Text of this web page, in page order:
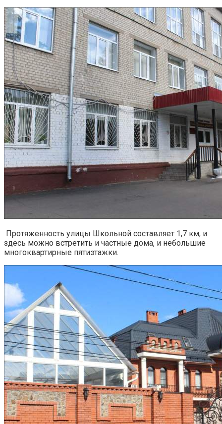
Протяженность улицы Школьной составляет 1,7 км, и
здесь можно встретить и частные дома, и небольшие
многоквартирные пятиэтажки.